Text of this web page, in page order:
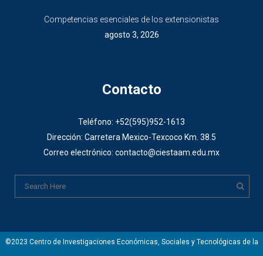
Competencias esenciales de los extensionistas
agosto 3, 2026
Contacto
Teléfono: +52(595)952-1613
Dirección: Carretera Mexico-Texcoco Km. 38.5
Correo electrónico: contacto@ciestaam.edu.mx
©2023 Centro de Investigaciones Económicas, Sociales y Tecnológicas de la